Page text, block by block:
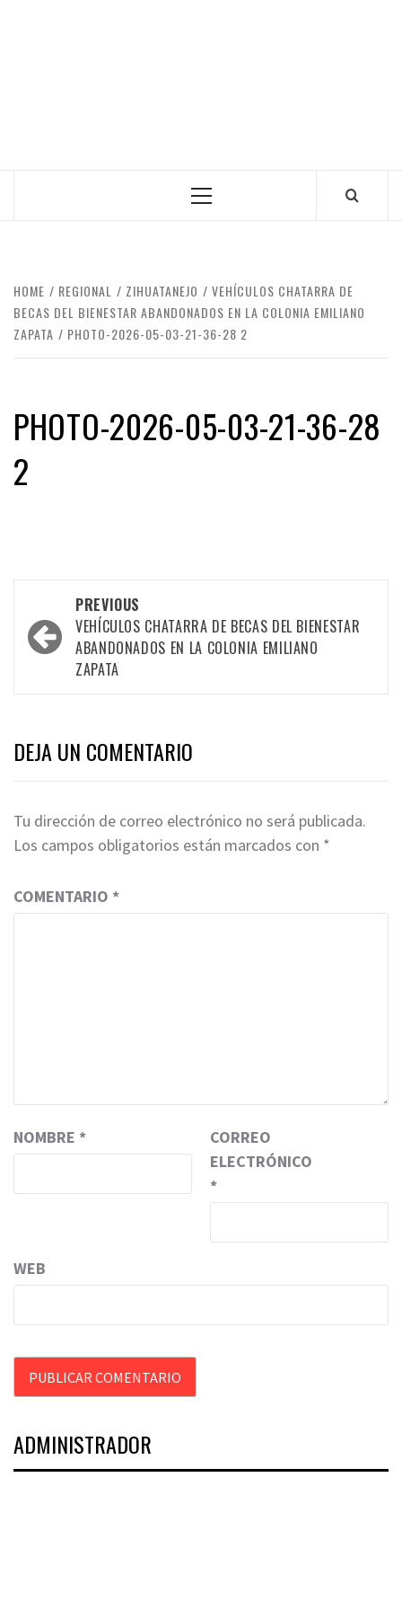
Primary
HOME REGIONAL ZIHUATANEJO
VEHÍCULOS CHATARRA DE
BECAS DEL BIENESTAR ABANDONADOS EN LA COLONIA EMILIANO
ZAPATA
PHOTO-2026-05-03-21-36-28 2
PHOTO-2026-05-03-21-36-28
2
navigation
PREVIOUS
VEHÍCULOS CHATARRA DE BECAS DEL BIENESTAR
ABANDONADOS EN LA COLONIA EMILIANO
ZAPATA
DEJA UN COMENTARIO
Tu dirección de correo electrónico no será publicada.
Los campos obligatorios están marcados con *
COMENTARIO *
NOMBRE *
CORREO
ELECTRÓNICO
*
WEB
ADMINISTRADOR